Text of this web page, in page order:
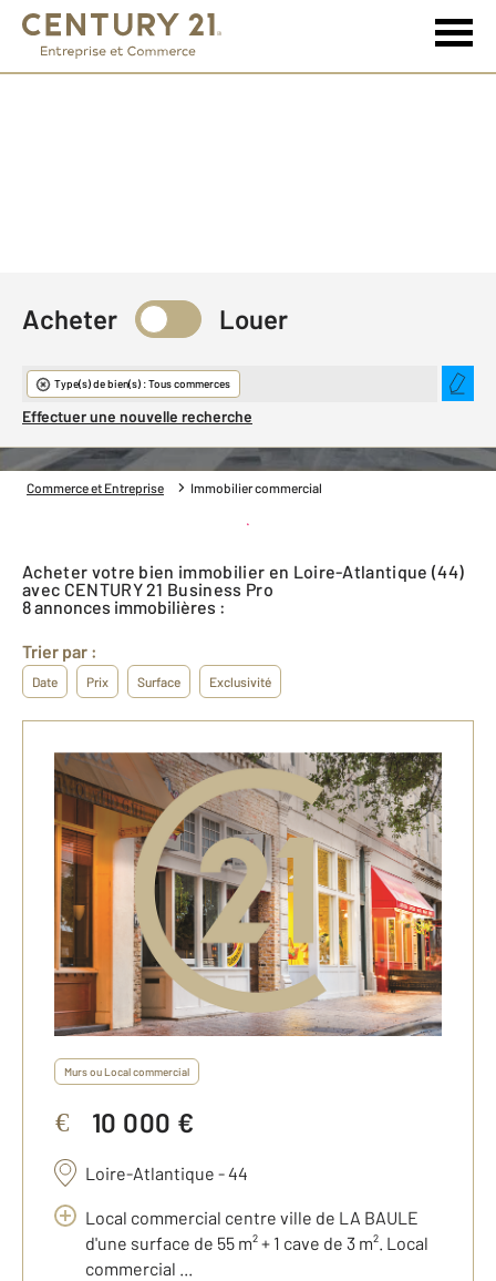
Immobilier commercial
Acheter Louer
Type(s) de bien(s) : Tous commerces
Effectuer une nouvelle recherche
Commerce et Entreprise Immobilier commercial
Créer une alerte
Acheter votre bien immobilier en Loire-Atlantique (44)
avec CENTURY 21 Business Pro
8 annonces immobilières :
Trier par :
Date Prix Surface Exclusivité
Murs ou Local commercial
€ 10 000 €
Loire-Atlantique - 44
Local commercial centre ville de LA BAULE
d'une surface de 55 m² + 1 cave de 3 m². Local
commercial ...